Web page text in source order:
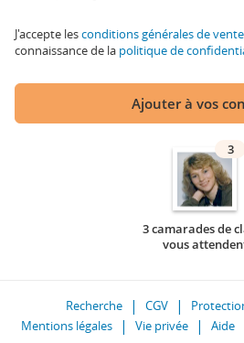
J'accepte lesconditions générales de vente
connaissance de la politique de
Ajouter à vos
3
3 camarades de
vous
Recherche CGV
Mentions légales
Vie privée Aide